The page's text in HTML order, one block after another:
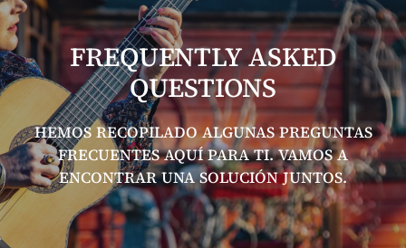
FREQUENTLY ASKED
QUESTIONS
HEMOS RECOPILADO ALGUNAS PREGUNTAS
FRECUENTES AQUÍ PARA TI. VAMOS A
ENCONTRAR UNA SOLUCIÓN JUNTOS.